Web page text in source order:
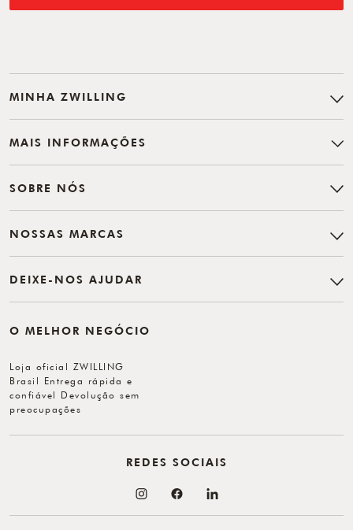
MINHA ZWILLING
MAIS INFORMAÇÕES
SOBRE NÓS
NOSSAS MARCAS
DEIXE-NOS AJUDAR
O MELHOR NEGÓCIO
Loja oficial ZWILLING
Brasil Entrega rápida e
confiável Devolução sem
preocupações
REDES SOCIAIS